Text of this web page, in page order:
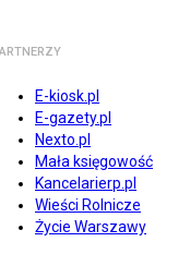
E-kiosk.pl
E-gazety.pl
Nexto.pl
Mała księgowość
Kancelarierp.pl
Wieści Rolnicze
Życie Warszawy